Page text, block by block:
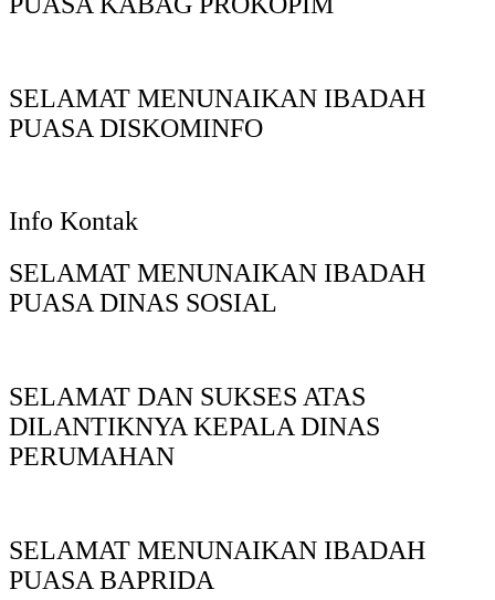
SELAMAT MENUNAIKAN IBADAH
PUASA DISKOMINFO
Info Kontak
SELAMAT MENUNAIKAN IBADAH
PUASA DINAS SOSIAL
SELAMAT DAN SUKSES ATAS
DILANTIKNYA KEPALA DINAS
PERUMAHAN
SELAMAT MENUNAIKAN IBADAH
PUASA BAPRIDA